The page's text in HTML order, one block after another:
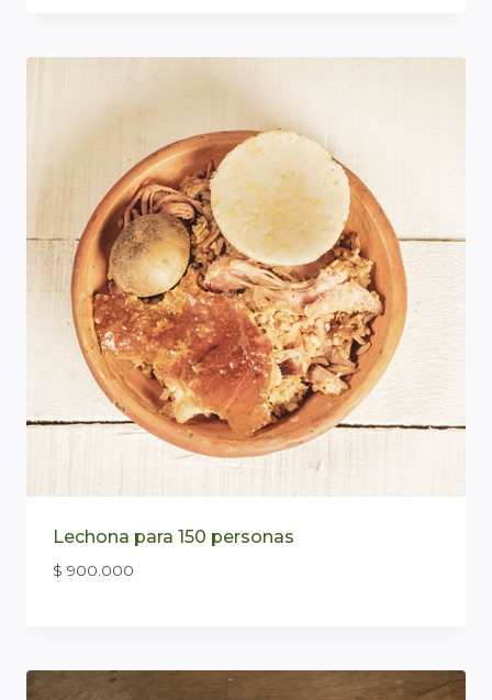
Lechona para 150 personas
$ 900.000